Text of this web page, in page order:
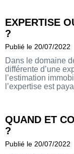
EXPERTISE
?
Publié le 20/07/2022
Dans le domaine
différente d’une
l’estimation
l’expertise est
QUAND ET
?
Publié le 20/07/2022